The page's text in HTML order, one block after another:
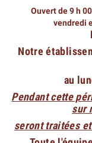
Ouvert de 9 h
vendredi
Notre
au
Pendant cette
sur
seront traitées